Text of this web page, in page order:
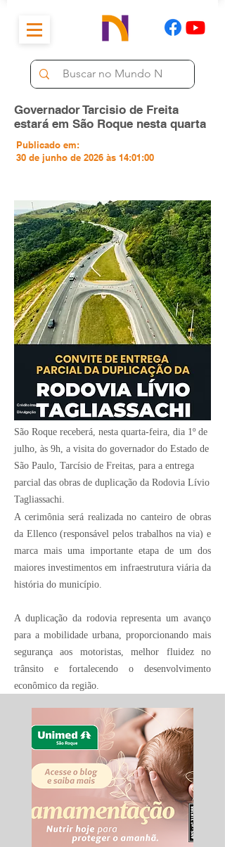
Governador Tarcisio de Freita
estará em São Roque nesta quarta
Publicado em:
30 de junho de 2026 às 14:01:00
Divulgação
Crédito Imagem:
São Roque receberá, nesta quarta-feira, dia 1º de
julho, às 9h, a visita do governador do Estado de
São Paulo, Tarcísio de Freitas, para a entrega
parcial das obras de duplicação da Rodovia Lívio
Tagliassachi.
A cerimônia será realizada no canteiro de obras
da Ellenco (responsável pelos trabalhos na via) e
marca mais uma importante etapa de um dos
maiores investimentos em infraestrutura viária da
história do município.
A duplicação da rodovia representa um avanço
para a mobilidade urbana, proporcionando mais
segurança aos motoristas, melhor fluidez no
trânsito e fortalecendo o desenvolvimento
econômico da região.